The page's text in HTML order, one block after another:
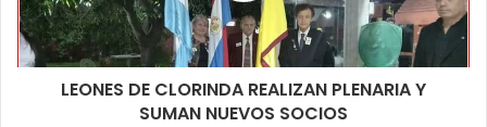
Pick up, utili, combis, up, rural, todo terreno $26.000
Pick up o utilitarios de cargas $ 36.000
Camion N2 $56.000
Minibús M2 1S1S $49.000
LEONES DE CLORINDA REALIZAN PLENARIA Y
SUMAN NUEVOS SOCIOS